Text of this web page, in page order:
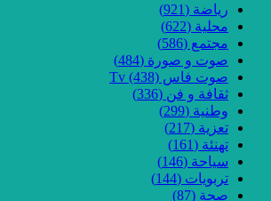
رياضة (921)
محلية (622)
مجتمع (586)
صوت و صورة (484)
صوت فاس Tv (438)
ثقافة و فن (336)
وطنية (299)
تعزية (217)
تهنئة (161)
سياحة (146)
تربويات (144)
صحة (87)